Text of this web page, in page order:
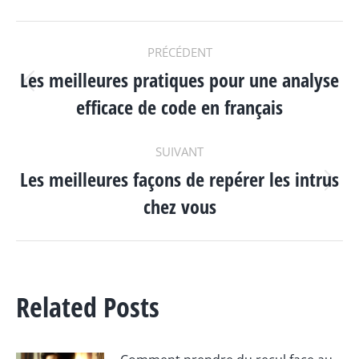
NAVIGATION
ARTICLE
PRÉCÉDENT
Article
précédent
Les meilleures pratiques pour une analyse
efficace de code en français
SUIVANT
Article
suivant
:
Les meilleures façons de repérer les intrus
chez vous
Related Posts